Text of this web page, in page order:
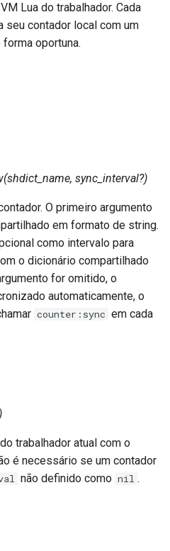
Lua do trabalhador. Cada
seu contador local com um
oportuna.
sync_interval?)
O primeiro argumento
em formato de string.
como intervalo para
o dicionário compartilhado
for omitido, o
automaticamente, o
counter:sync em cada
trabalhador atual com o
é necessário se um contador
não definido como nil .